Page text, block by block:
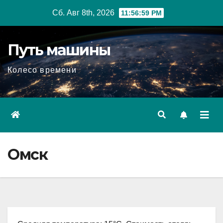
Сб. Авг 8th, 2026 11:57:00 PM
Путь машины
Колесо времени
Омск